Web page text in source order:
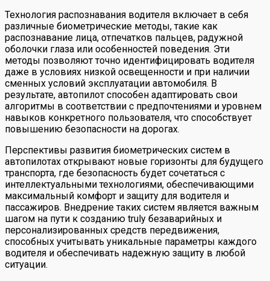
Технология распознавания водителя включает в себя
различные биометрические методы, такие как
распознавание лица, отпечатков пальцев, радужной
оболочки глаза или особенностей поведения. Эти
методы позволяют точно идентифицировать водителя
даже в условиях низкой освещенности и при наличии
сменных условий эксплуатации автомобиля. В
результате, автопилот способен адаптировать свои
алгоритмы в соответствии с предпочтениями и уровнем
навыков конкретного пользователя, что способствует
повышению безопасности на дорогах.
Перспективы развития биометрических систем в
автопилотах открывают новые горизонты для будущего
транспорта, где безопасность будет сочетаться с
интеллектуальными технологиями, обеспечивающими
максимальный комфорт и защиту для водителя и
пассажиров. Внедрение таких систем является важным
шагом на пути к созданию truly безаварийных и
персонализированных средств передвижения,
способных учитывать уникальные параметры каждого
водителя и обеспечивать надежную защиту в любой
ситуации.